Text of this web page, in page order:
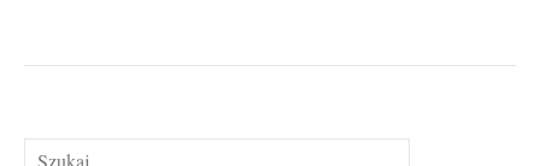
Szukaj: